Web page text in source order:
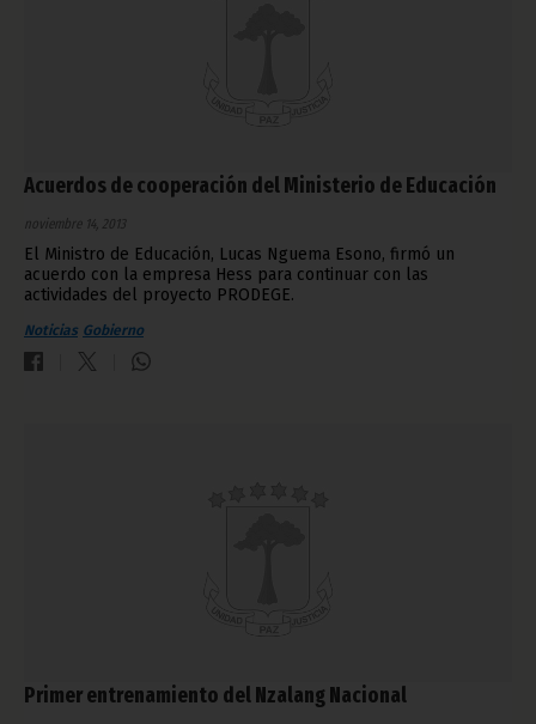
Acuerdos de cooperación del Ministerio de Educación
noviembre 14, 2013
El Ministro de Educación, Lucas Nguema Esono, firmó un
acuerdo con la empresa Hess para continuar con las
actividades del proyecto PRODEGE.
Noticias Gobierno
Primer entrenamiento del Nzalang Nacional